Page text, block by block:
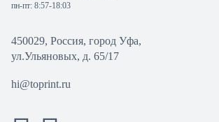
пн-пт: 8:57-18:03
450029, Россия, город Уфа,
ул.Ульяновых, д. 65/17
hi@toprint.ru